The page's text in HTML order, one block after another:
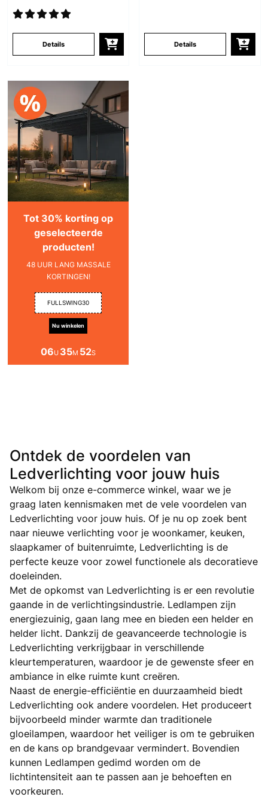
Details Details
Tot 30% korting op
geselecteerde
producten!
48 UUR LANG MASSALE
KORTINGEN!
FULLSWING30
Nu winkelen
06U 35M 52S
Ontdek de voordelen van
Ledverlichting voor jouw huis
Welkom bij onze e-commerce winkel, waar we je
graag laten kennismaken met de vele voordelen van
Ledverlichting voor jouw huis. Of je nu op zoek bent
naar nieuwe verlichting voor je woonkamer, keuken,
slaapkamer of buitenruimte, Ledverlichting is de
perfecte keuze voor zowel functionele als decoratieve
doeleinden.
Met de opkomst van Ledverlichting is er een revolutie
gaande in de verlichtingsindustrie. Ledlampen zijn
energiezuinig, gaan lang mee en bieden een helder en
helder licht. Dankzij de geavanceerde technologie is
Ledverlichting verkrijgbaar in verschillende
kleurtemperaturen, waardoor je de gewenste sfeer en
ambiance in elke ruimte kunt creëren.
Naast de energie-efficiëntie en duurzaamheid biedt
Ledverlichting ook andere voordelen. Het produceert
bijvoorbeeld minder warmte dan traditionele
gloeilampen, waardoor het veiliger is om te gebruiken
en de kans op brandgevaar vermindert. Bovendien
kunnen Ledlampen gedimd worden om de
lichtintensiteit aan te passen aan je behoeften en
voorkeuren.